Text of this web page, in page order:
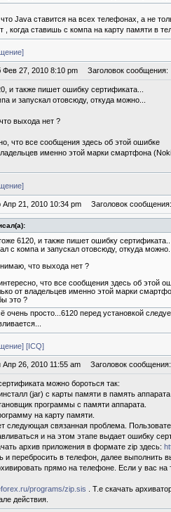
Java ставится на всех телефонах, а не
, когда ставишь с компа на карту памяти в
Фев 27, 2010 8:10 pm Заголовок сообщения:
и также пишет ошибку сертификата...
и запускал отовсюду, откуда можно...
выхода нет ?
что все сообщения здесь об этой ошибке
именно этой марки смартфона
21, 2010 10:34 pm Заголовок сообщения:
6120, и также пишет ошибку
с компа и запускал отовсюду, откуда
что выхода нет ?
что все сообщения здесь об этой
от владельцев именно этой марки
это ?
очень просто...6120 перед установкой
[ICQ]
26, 2010 11:55 am Заголовок сообщения:
можно бороться так:
(jar) с карты памяти в память
программы с памяти аппарата.
на карту памяти.
следующая связанная проблема.
и на этом этапе выдает ошибку
архив приложения в формате zip здесь:
и перебросить в телефон, далее
прямо на телефоне. Если у вас
programs/zip.sis . Т.е скачать
действия.